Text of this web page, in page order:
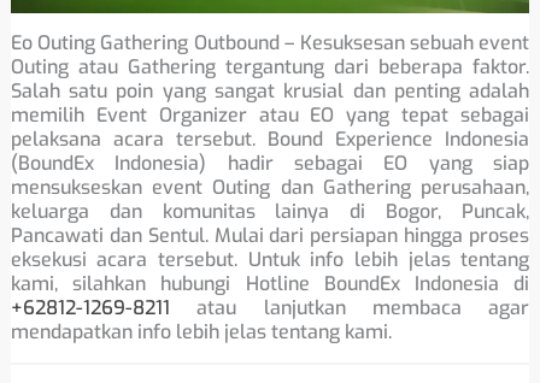
Eo Outing Gathering Outbound – Kesuksesan sebuah event
Outing atau Gathering tergantung dari beberapa faktor.
Salah satu poin yang sangat krusial dan penting adalah
memilih Event Organizer atau EO yang tepat sebagai
pelaksana acara tersebut. Bound Experience Indonesia
(BoundEx Indonesia) hadir sebagai EO yang siap
mensukseskan event Outing dan Gathering perusahaan,
keluarga dan komunitas lainya di Bogor, Puncak,
Pancawati dan Sentul. Mulai dari persiapan hingga proses
eksekusi acara tersebut. Untuk info lebih jelas tentang
kami, silahkan hubungi Hotline BoundEx Indonesia di
+62812-1269-8211 atau lanjutkan membaca agar
mendapatkan info lebih jelas tentang kami.